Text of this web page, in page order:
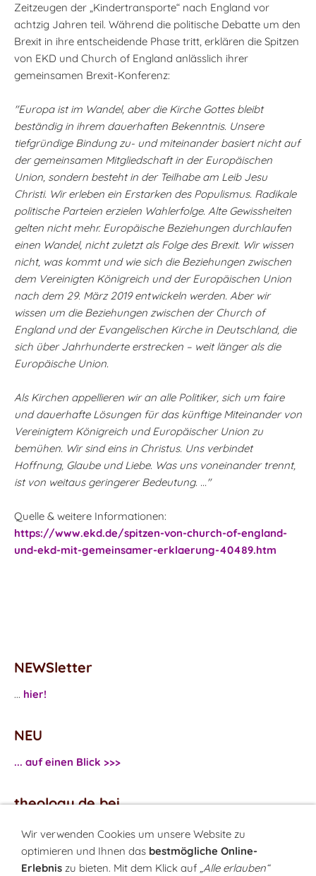
Zeitzeugen der „Kindertransporte“ nach England vor
achtzig Jahren teil. Während die politische Debatte um den
Brexit in ihre entscheidende Phase tritt, erklären die Spitzen
von EKD und Church of England anlässlich ihrer
gemeinsamen Brexit-Konferenz:
"Europa ist im Wandel, aber die Kirche Gottes bleibt
beständig in ihrem dauerhaften Bekenntnis. Unsere
tiefgründige Bindung zu- und miteinander basiert nicht auf
der gemeinsamen Mitgliedschaft in der Europäischen
Union, sondern besteht in der Teilhabe am Leib Jesu
Christi. Wir erleben ein Erstarken des Populismus. Radikale
politische Parteien erzielen Wahlerfolge. Alte Gewissheiten
gelten nicht mehr. Europäische Beziehungen durchlaufen
einen Wandel, nicht zuletzt als Folge des Brexit. Wir wissen
nicht, was kommt und wie sich die Beziehungen zwischen
dem Vereinigten Königreich und der Europäischen Union
nach dem 29. März 2019 entwickeln werden. Aber wir
wissen um die Beziehungen zwischen der Church of
England und der Evangelischen Kirche in Deutschland, die
sich über Jahrhunderte erstrecken – weit länger als die
Europäische Union.
Als Kirchen appellieren wir an alle Politiker, sich um faire
und dauerhafte Lösungen für das künftige Miteinander von
Vereinigtem Königreich und Europäischer Union zu
bemühen. Wir sind eins in Christus. Uns verbindet
Hoffnung, Glaube und Liebe. Was uns voneinander trennt,
ist von weitaus geringerer Bedeutung. ..."
Quelle & weitere Informationen:
https://www.ekd.de/spitzen-von-church-of-england-
und-ekd-mit-gemeinsamer-erklaerung-40489.htm
NEWSletter
... hier!
NEU
... auf einen Blick >>>
theology.de bei
...Facebook
...Twitter
Wir verwenden Cookies um unsere Website zu
optimieren und Ihnen das bestmögliche Online-
Erlebnis zu bieten. Mit dem Klick auf „Alle erlauben“